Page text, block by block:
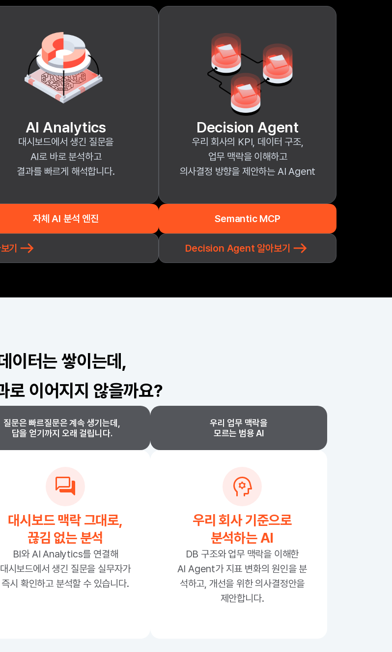
AI Analytics
대시보드에서 생긴 질문을
AI로 바로 분석하고
결과를 빠르게 해석합니다.
자체 AI 분석 엔진
기
Decision Agent
우리 회사의 KPI, 데이터 구조,
업무 맥락을 이해하고
의사결정 방향을 제안하는 AI Agent
Semantic MCP
Decision Agent 알아보기
이터는 쌓이는데,
로 이어지지 않을까요?
질문은 빠르질문은 계속 생기는데,
답을 얻기까지 오래 걸립니다.
대시보드 맥락 그대로,
끊김 없는 분석
BI와 AI Analytics를 연결해
대시보드에서 생긴 질문을 실무자가
즉시 확인하고 분석할 수 있습니다.
우리 업무 맥락을
모르는 범용 AI
우리 회사 기준으로
분석하는 AI
DB 구조와 업무 맥락을 이해한
AI Agent가 지표 변화의 원인을 분
석하고, 개선을 위한 의사결정안을
제안합니다.